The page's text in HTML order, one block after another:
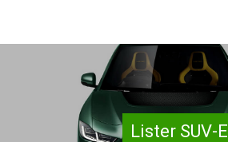
Lister SUV-E